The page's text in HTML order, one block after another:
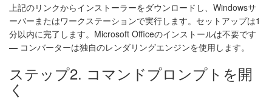
上記のリンクからインストーラーをダウンロードし、Windowsサ
ーバーまたはワークステーションで実行します。セットアップは1
分以内に完了します。Microsoft Officeのインストールは不要です
— コンバーターは独自のレンダリングエンジンを使用します。
ステップ2. コマンドプロンプトを開
く